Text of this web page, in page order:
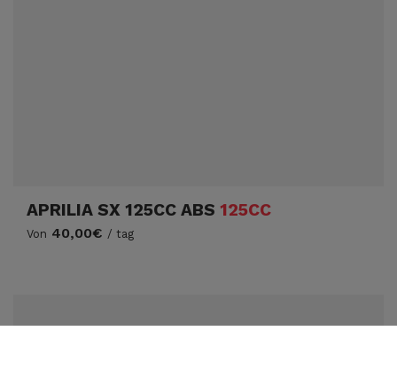
APRILIA SX 125CC ABS 125CC
Von 40,00€ / tag